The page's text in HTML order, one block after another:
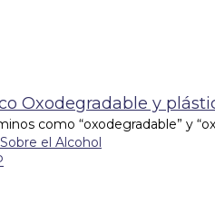
Oxodegradable y
como “oxodegradable” y